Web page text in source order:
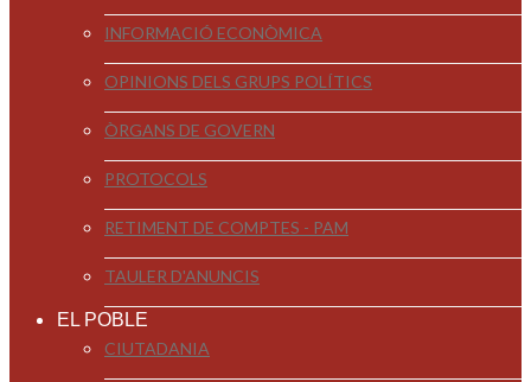
INFORMACIÓ ECONÒMICA
OPINIONS DELS GRUPS POLÍTICS
ÒRGANS DE GOVERN
PROTOCOLS
RETIMENT DE COMPTES - PAM
TAULER D'ANUNCIS
EL POBLE
CIUTADANIA